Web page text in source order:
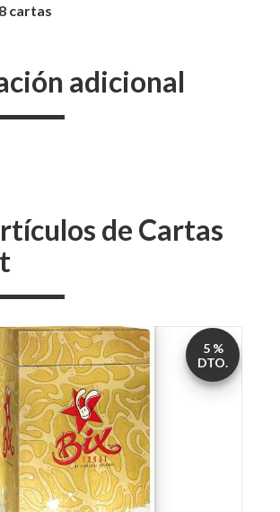
cartas
adicional
de Cartas
5 %
DTO.